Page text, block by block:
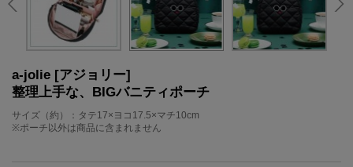
a-jolie [アジョリー]
整理上手な、BIGバニティポーチ
サイズ（約）：タテ17×ヨコ17.5×マチ10cm
※ポーチ以外は商品に含まれません